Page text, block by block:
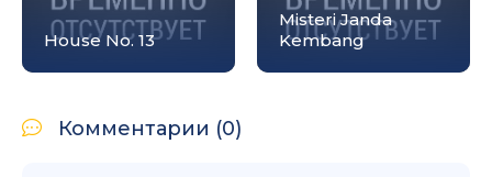
House No. 13
Misteri Janda
Kembang
Комментарии (0)